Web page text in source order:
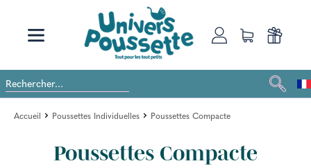
Accueil Poussettes Individuelles Poussettes Compacte
Poussettes Compacte